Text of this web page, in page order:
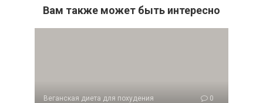
Вам также может быть интересно
Веганская диета для похудения 0